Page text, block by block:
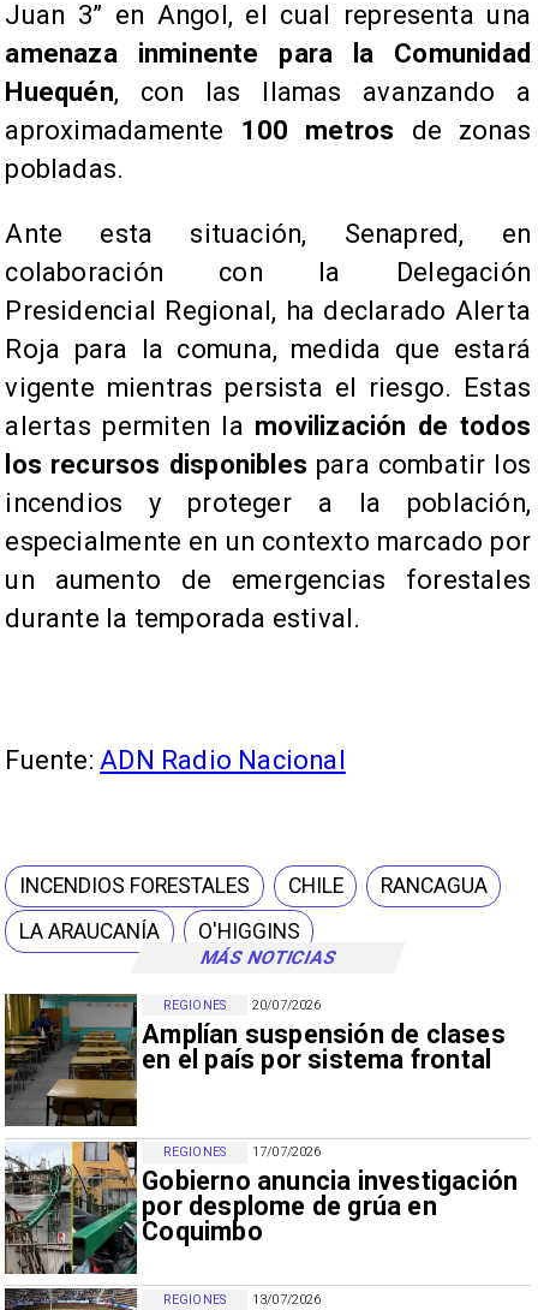
MÁS NOTICIAS
20/07/2026
Amplían suspensión de clases
en el país por sistema frontal
REGIONES
17/07/2026
Gobierno anuncia investigación
por desplome de grúa en
Coquimbo
REGIONES
13/07/2026
REGIONES
Juan 3” en Angol, el cual representa una
amenaza inminente para la Comunidad
Huequén, con las llamas avanzando a
aproximadamente 100 metros de zonas
pobladas.
Ante esta situación, Senapred, en
colaboración con la Delegación
Presidencial Regional, ha declarado Alerta
Roja para la comuna, medida que estará
vigente mientras persista el riesgo. Estas
alertas permiten la movilización de todos
los recursos disponibles para combatir los
incendios y proteger a la población,
especialmente en un contexto marcado por
un aumento de emergencias forestales
durante la temporada estival.
Fuente: ADN Radio Nacional
INCENDIOS FORESTALES CHILE
RANCAGUA
LA ARAUCANÍA
O'HIGGINS